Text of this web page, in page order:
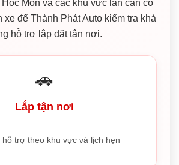
Môn và các khu vực lân cận có
xe để Thành Phát Auto kiểm tra khả
hỗ trợ lắp đặt tận nơi.
🚗
Lắp tận nơi
hỗ trợ theo khu vực và lịch hẹn